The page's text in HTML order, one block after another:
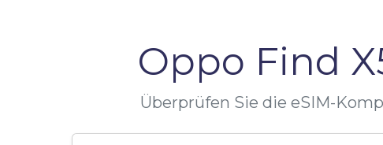
Oppo Find
Überprüfen Sie die eSIM-